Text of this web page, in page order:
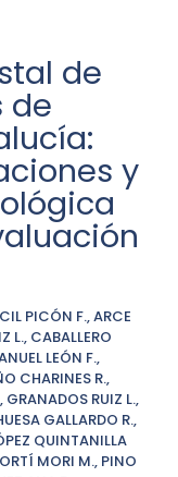
de
de
y
PICÓN F., ARCE
L., CABALLERO
LEÓN F.,
CHARINES R.,
RUIZ L.,
GALLARDO R.,
QUINTANILLA
MORI M., PINO